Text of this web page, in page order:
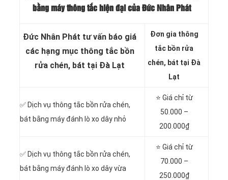
bằng máy thông tắc hiện đại của Đức Nhân Phát
Đức Nhân Phát tư vấn báo giá
các hạng mục thông tắc bồn
rửa chén, bát tại Đà Lạt
Đơn gia thông
tắc bồn rửa
chén, bát tại Đà
Lạt
✅ Dịch vụ thông tắc bồn rửa chén,
bát bằng máy đánh lò xo dây nhỏ
⭐ Giá chỉ từ
50.000 –
200.000₫
✅ Dịch vụ thông tắc bồn rửa chén,
bát bằng máy đánh lò xo dây vừa
⭐ Giá chỉ từ
70.000 –
250.000₫